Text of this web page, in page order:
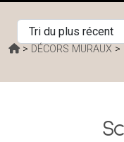
> DÉCORS MURAUX >